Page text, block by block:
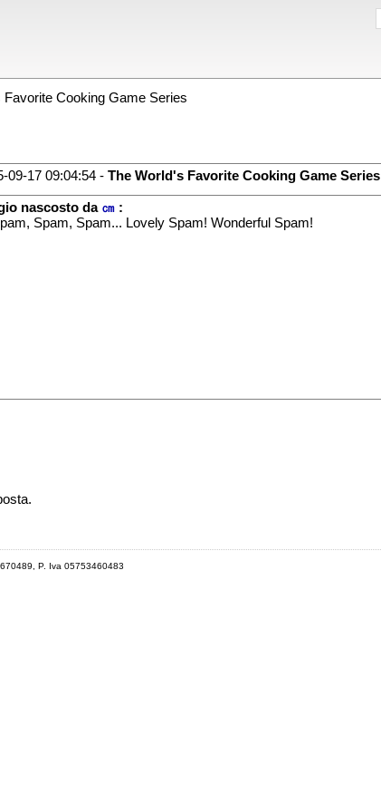
Cooking Game Series
09-17 09:04:54 - The World's Favorite Cooking Game Series
nascosto da ㎝ :
Spam, Spam... Lovely Spam! Wonderful Spam!
P. Iva 05753460483